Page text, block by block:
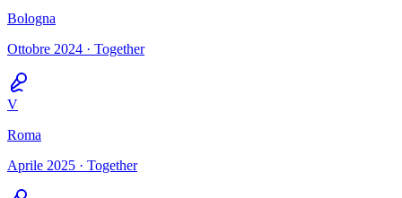
Bologna
Ottobre 2024 · Together
V
Roma
Aprile 2025 · Together